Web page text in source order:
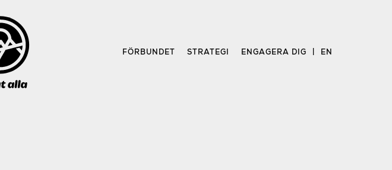
FÖRBUNDET STRATEGI ENGAGERA DIG EN